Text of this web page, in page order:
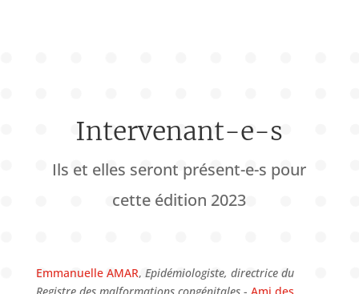
Intervenant-e-s
Ils et elles seront présent-e-s pour
cette édition 2023
Emmanuelle AMAR, Epidémiologiste, directrice du